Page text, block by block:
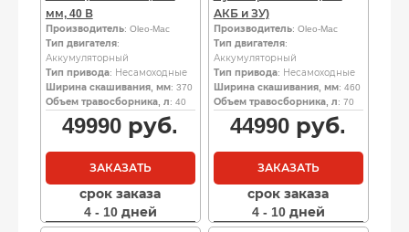
мм, 40 В
Производитель: Oleo-Mac
Тип двигателя:
Аккумуляторный
Тип привода: Несамоходные
Ширина скашивания, мм: 370
Объем травосборника, л: 40
49990 руб.
ЗАКАЗАТЬ
срок заказа
4 - 10 дней
АКБ и ЗУ)
Производитель: Oleo-Mac
Тип двигателя:
Аккумуляторный
Тип привода: Несамоходные
Ширина скашивания, мм: 460
Объем травосборника, л: 70
44990 руб.
ЗАКАЗАТЬ
срок заказа
4 - 10 дней